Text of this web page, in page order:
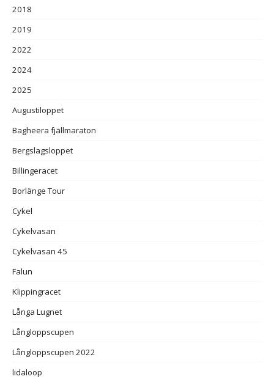
2018
2019
2022
2024
2025
Augustiloppet
Bagheera fjällmaraton
Bergslagsloppet
Billingeracet
Borlänge Tour
Cykel
Cykelvasan
Cykelvasan 45
Falun
Klippingracet
Långa Lugnet
Långloppscupen
Långloppscupen 2022
lidaloop